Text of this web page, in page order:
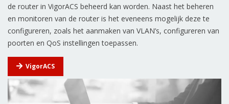
de router in VigorACS beheerd kan worden. Naast het beheren
en monitoren van de router is het eveneens mogelijk deze te
configureren, zoals het aanmaken van VLAN’s, configureren van
poorten en QoS instellingen toepassen.
VigorACS